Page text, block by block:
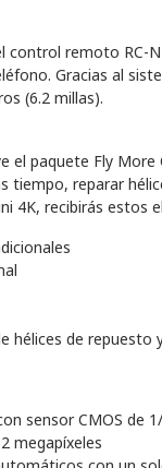
remoto RC-
Gracias al
(6.2 millas).
el paquete Fly
tiempo, reparar
4K, recibirás estos
hélices de repuesto
sensor CMOS de
megapíxeles